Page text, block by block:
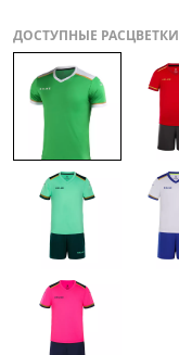
ДОСТУПНЫЕ РАСЦВЕТКИ